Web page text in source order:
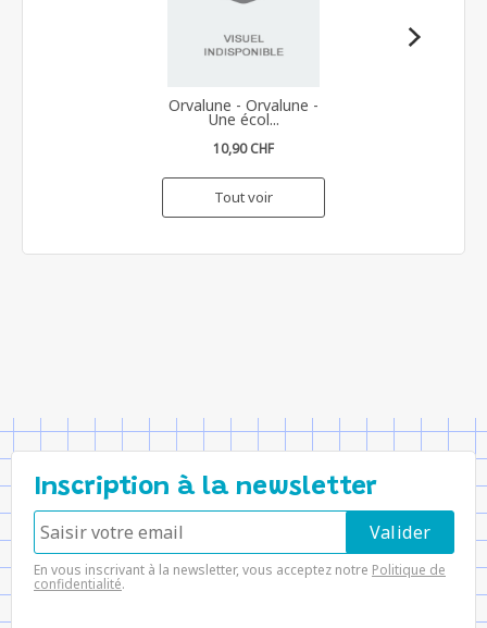
Orvalune - Orvalune -
Une écol...
10,90 CHF
Tout voir
Inscription à la newsletter
En vous inscrivant à la newsletter, vous acceptez notre Politique de
confidentialité.